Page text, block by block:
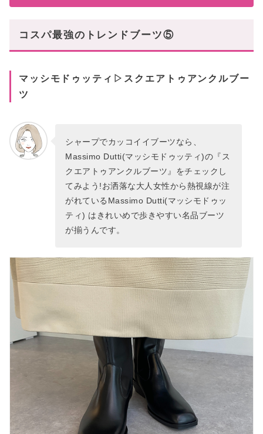
コスパ最強のトレンドブーツ⑤
マッシモドゥッティ▷スクエアトゥアンクルブー
ツ
シャープでカッコイイブーツなら、
Massimo Dutti(マッシモドゥッティ)の『ス
クエアトゥアンクルブーツ』をチェックし
てみよう!お洒落な大人女性から熱視線が注
がれているMassimo Dutti(マッシモドゥッ
ティ) はきれいめで歩きやすい名品ブーツ
が揃うんです。